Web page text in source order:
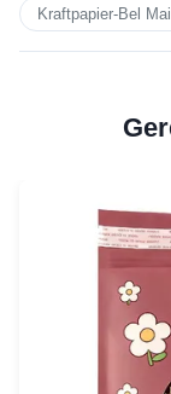
Kraftpapier-Bel